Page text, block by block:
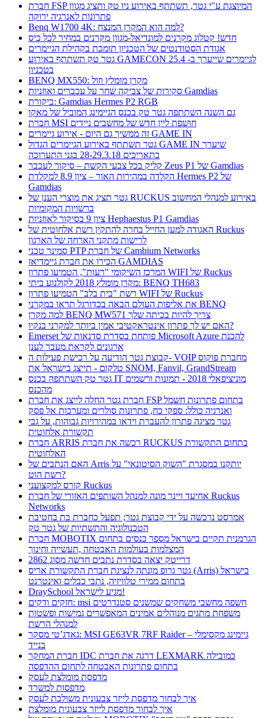
חברת FSP המיוצגת ע"י גטר, תשתתף באירוע ניו טק ותציג מגוון
פתרונות לאנרגיה ירוקה
Benq W1700 4K: למה הוא המקרן המנצח?
חדש! קטלוג מקרנים למונדיאל-מגוון מקרנים במחיר לכל כיס
אגודת הסטודנטים של הטכניון תומכת בקהילת הגיימרים
גטר טק תשתתף באירוע GAMECON לגיימרים שייערך ב- 25.4
בטכניון
BENQ MX550: מקרן מומלץ וזול
סקירות של צביקה שחר על עכברים ואוזניות Gamdias
ביקורת: Gamdias Hermes P2 RGB
גם השנה השתתפה גטר טק בכנס הגיימינג המוביל של מאקו
חברת MSI חושפת ליין חדש של מחשבים ניידים
זה ממשיך גם היום - אירוע גיימרים GAME IN
גטר תשתתף באירוע הגיימרים הגדול GAME IN שיערך
בתאריכים 28-29.3.18 בגני התערוכה
קליק בכל צבעי הקשת – סיקור לעכבר Zeus P1 של Gamdias
הקלדה במהירות האור – ציון 8.9 למקלדת Hermes P2 של
Gamdias
גטר תציג את מוצרי הענן של RUCKUS באירוע למנהלי המחשוב
ברשויות המקומיות
ציון 9 בסיקור לאוזניות Hephaestus P1 Gamdias
האגודה למען החייל בחרה להתקין רשת אלחוטית של Ruckus
לרישות מתקני הארחה של הארגון
סמינר טכני PTP של חברת Cambium Networks
הכירו את חברת גיימדיאז GAMDIAS
המרכז השיקומי "רעות", הטמיעו פתרון WIFI של Ruckus
מקרן מומלץ 2018 לקולנוע ביתי: BENQ TH683
רשת "בית בלב" הטמיעו פתרון WIFI של Ruckus
את אליפות העולם הבאה בכדורגל תראו במקרני BENQ
למה מקרן BENQ MW571 צריך להיות בכיתה שלך
האם יש לך פתרון אינטראקטיבי אמין ביותר למקרני בנקיו?
Emerset פותחת בסדרת סדנאות של Microsoft Azure להכנת
ארגונים לקראת מעבר לענן
קבוצת גטר הודיעה על רכישת פעילות ה- VOIP מחברת פוקוס
טלקום - תייצג בישראל את SNOM, Fanvil, GrandStream
גטר טק השתתפה בכנס IT מוניציפאלי 2018 - תמונות ורשמים
מהכנס
חברת גטר החלה לייצג את חברת FSP בתחום פתרונות חשמל
ואנרגיה כולל: ספקי כח, פתרונות סולרים ומערכות אל פסק
גטר מציגה פתרון להעברת וידאו במהירויות גבוהות, על גבי
תקשורת אלחוטית
חברת ARRIS רכשה את חברת RUCKUS בתחום התקשורת
האלחוטית
האם הנתבים של Arris יותקנו במסגרת "השוק הסיטונאי" על
רשת הוט?
קורס למקצועני Ruckus
אחיעד ויינר מונה למנהל השותפים האזורי של חברת Ruckus
Networks
אמרסט נרכשה על ידי קבוצת גטר; תפעל כחברת בת בחטיבת
הטכנולוגיה והתשתיות של גטר טק
חברת MOBOTIX הגרמנית תקיים בישראל מספר כנסים בתחום
המצלמות בעולמות האבטחה ,תעשייה וחינוך
דרייטק יצאה בסדרת נתבים חדשה מסוג 2862
גטר גרופ מונתה לנציגת חברת התקשורת אריס (Arris) בישראל
בתחום ממירי טלוויזיה, נתבי כבלים ואינטרנט
DraySchool מגיע לישראל!
חזקים ודקים: msi חשפה מחשבי משחקים שמשנים סטנדרטים
משפחת מתגים מנוהלים אמינים המאפשרים גמישות ופשטות
למנהלי הרשת
גאדג’טי מסקר: MSI GE63VR 7RF Raider – גיימינג מקסימלי
בנייד
חברת המחקר IDC דרגה את חברת LEXMARK כמובילה
בתחום פתרונות האבטחה לתחום ההדפסה
מדפסת מומלצת לעסק
מדפסות למשרד
איך לבחור מדפסת לייזר צבעונית משולבת לעסק
איך לבחור מדפסת לייזר צבעונית מומלצת